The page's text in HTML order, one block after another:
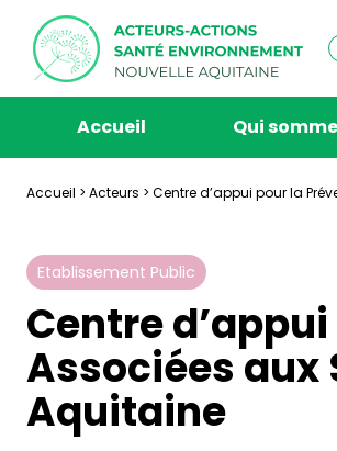
Accueil Qui
Accueil > Acteurs > Centre d’appui pour la
Etablissement Public
Centre
Associées aux
Aquitaine